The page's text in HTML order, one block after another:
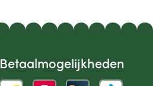
Betaalmogelijkheden